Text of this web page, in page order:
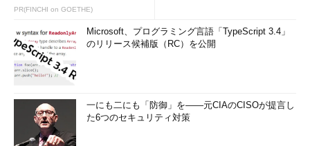
Windows Azureへクラウド・サービスを展開するには、
展開に必要な作業は、サービス・パッケージ（.cspkgファイ
ル）や構成ファイル（.cscfgファイル）の場所、ラベル名（＝例
えばバージョン番号など）を指定して、ボタンをクリックするだ
けなので、非常に手軽に行える。アップグレードもダウンタイム
なしで即座に行え、リクエストの増減に応じてシームレスにクラ
ウド・サービスをスケールすることも可能だ。
PR(FINCHI on GOETHE)
Microsoft、プログラミング言語「TypeScript 3.4」
のリリース候補版（RC）を公開
一にも二にも「防御」を――元CIAのCISOが提言し
た6つのセキュリティ対策